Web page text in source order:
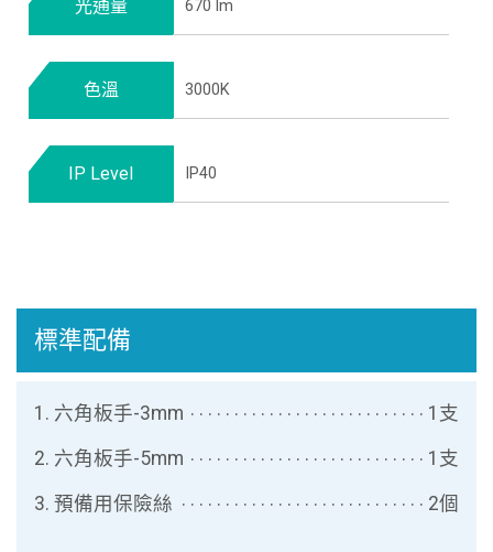
光通量 670 lm
色溫 3000K
IP Level IP40
標準配備
1. 六角板手-3mm 1支
2. 六角板手-5mm 1支
3. 預備用保險絲 2個